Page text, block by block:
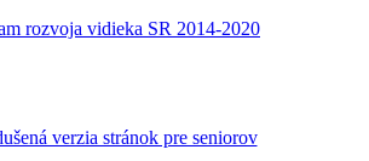
verzia stránok pre seniorov